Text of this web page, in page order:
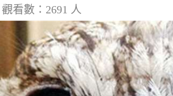
觀看數：2691 人